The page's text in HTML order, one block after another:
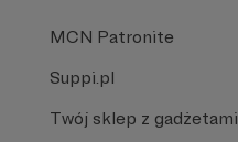
MCN Patronite
Suppi.pl
Twój sklep z gadżetami